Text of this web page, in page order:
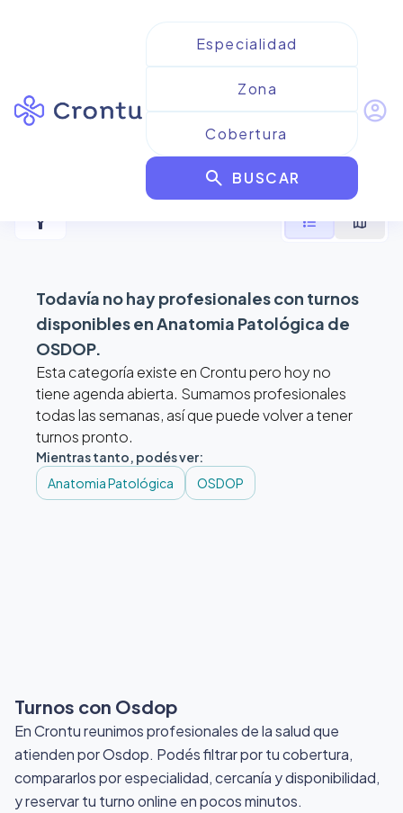
search BUSCAR
account_circle
Resultados paraAnatomia
Patológica de OSDOP
filter_alt format_list_bulleted map
Todavía no hay profesionales con turnos
disponibles enAnatomia Patológica de
OSDOP.
Esta categoría existe en Crontu pero hoy no
tiene agenda abierta. Sumamos profesionales
todas las semanas, así que puede volver a tener
turnos pronto.
Mientras tanto, podés ver:
Anatomia Patológica
OSDOP
Turnos con Osdop
En Crontu reunimos profesionales de la salud que
atienden por Osdop. Podés filtrar por tu cobertura,
compararlos por especialidad, cercanía y disponibilidad,
y reservar tu turno online en pocos minutos.